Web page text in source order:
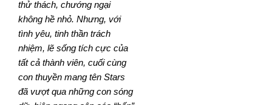
thử thách, chướng ngại
không hề nhỏ. Nhưng, với
tình yêu, tinh thần trách
nhiệm, lẽ sống tích cực của
tất cả thành viên, cuối cùng
con thuyền mang tên Stars
đã vượt qua những con sóng